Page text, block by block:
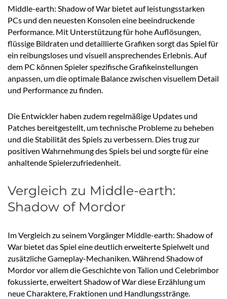
Middle-earth: Shadow of War bietet auf leistungsstarken
PCs und den neuesten Konsolen eine beeindruckende
Performance. Mit Unterstützung für hohe Auflösungen,
flüssige Bildraten und detaillierte Grafiken sorgt das Spiel für
ein reibungsloses und visuell ansprechendes Erlebnis. Auf
dem PC können Spieler spezifische Grafikeinstellungen
anpassen, um die optimale Balance zwischen visuellem Detail
und Performance zu finden.
Die Entwickler haben zudem regelmäßige Updates und
Patches bereitgestellt, um technische Probleme zu beheben
und die Stabilität des Spiels zu verbessern. Dies trug zur
positiven Wahrnehmung des Spiels bei und sorgte für eine
anhaltende Spielerzufriedenheit.
Vergleich zu Middle-earth:
Shadow of Mordor
Im Vergleich zu seinem Vorgänger Middle-earth: Shadow of
War bietet das Spiel eine deutlich erweiterte Spielwelt und
zusätzliche Gameplay-Mechaniken. Während Shadow of
Mordor vor allem die Geschichte von Talion und Celebrimbor
fokussierte, erweitert Shadow of War diese Erzählung um
neue Charaktere, Fraktionen und Handlungsstränge.